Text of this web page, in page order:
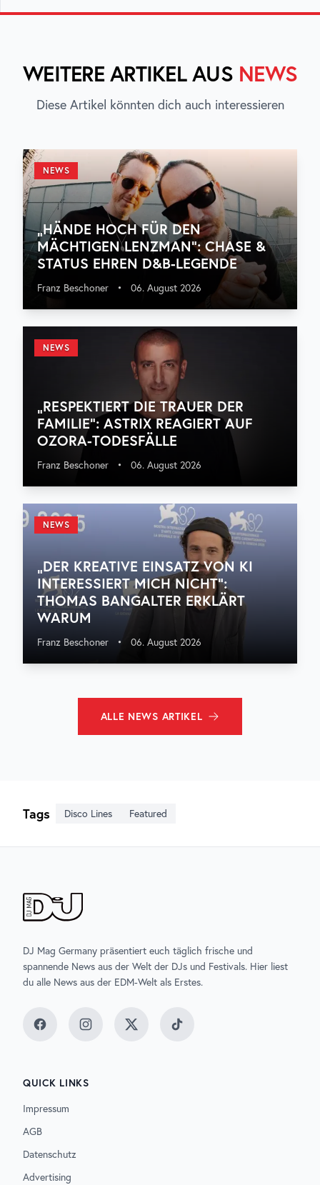
WEITERE ARTIKEL AUS NEWS
Diese Artikel könnten dich auch interessieren
NEWS
„HÄNDE HOCH FÜR DEN
MÄCHTIGEN LENZMAN“: CHASE &
STATUS EHREN D&B-LEGENDE
Franz Beschoner • 06. August 2026
NEWS
„RESPEKTIERT DIE TRAUER DER
FAMILIE“: ASTRIX REAGIERT AUF
OZORA-TODESFÄLLE
Franz Beschoner • 06. August 2026
NEWS
„DER KREATIVE EINSATZ VON KI
INTERESSIERT MICH NICHT“:
THOMAS BANGALTER ERKLÄRT
WARUM
Franz Beschoner • 06. August 2026
ALLE NEWS ARTIKEL
Tags Disco Lines Featured
DJ Mag Germany präsentiert euch täglich frische und
spannende News aus der Welt der DJs und Festivals. Hier liest
du alle News aus der EDM-Welt als Erstes.
FacebookInstagramTwitter TikTok
QUICK LINKS
Impressum
AGB
Datenschutz
Advertising